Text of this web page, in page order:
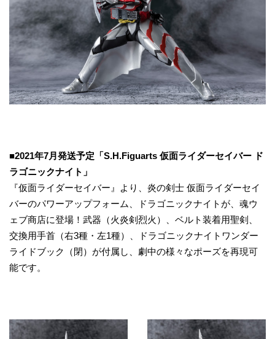
■2021年7月発送予定「S.H.Figuarts 仮面ライダーセイバー ド
ラゴニックナイト」
『仮面ライダーセイバー』より、炎の剣士 仮面ライダーセイ
バーのパワーアップフォーム、ドラゴニックナイトが、魂ウ
ェブ商店に登場！武器（火炎剣烈火）、ベルト装着用聖剣、
交換用手首（右3種・左1種）、ドラゴニックナイトワンダー
ライドブック（閉）が付属し、劇中の様々なポーズを再現可
能です。